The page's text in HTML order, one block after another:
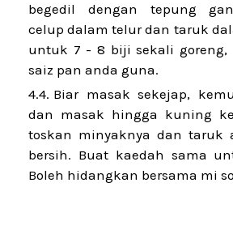
begedil dengan tepung
celup dalam telur dan taruk
untuk 7 - 8 biji sekali goreng,
saiz pan anda guna.
Biar masak sekejap,
dan masak hingga kuning
toskan minyaknya dan taruk
bersih. Buat kaedah sama
Boleh hidangkan bersama mi